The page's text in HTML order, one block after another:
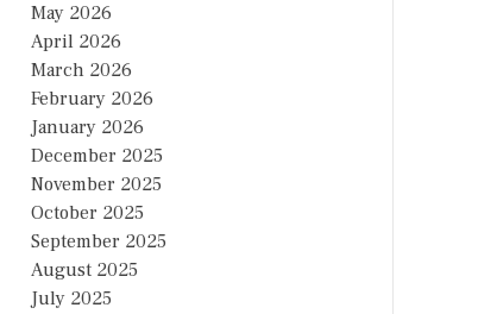
May 2026
April 2026
March 2026
February 2026
January 2026
December 2025
November 2025
October 2025
September 2025
August 2025
July 2025